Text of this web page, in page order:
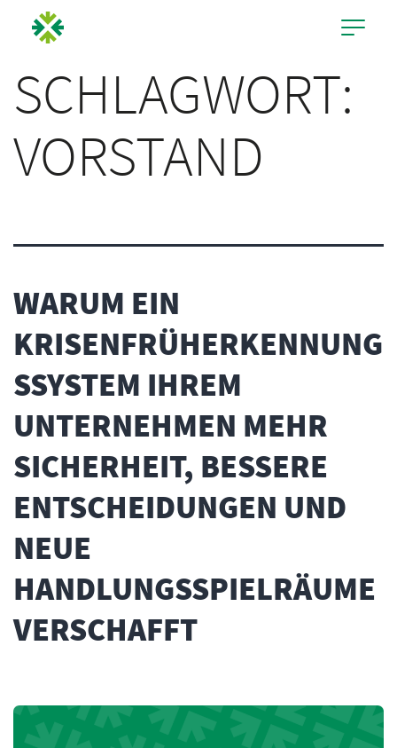
SCHLAGWORT:
VORSTAND
WARUM EIN
KRISENFRÜHERKENNUNG
SSYSTEM IHREM
UNTERNEHMEN MEHR
SICHERHEIT, BESSERE
ENTSCHEIDUNGEN UND
NEUE
HANDLUNGSSPIELRÄUME
VERSCHAFFT